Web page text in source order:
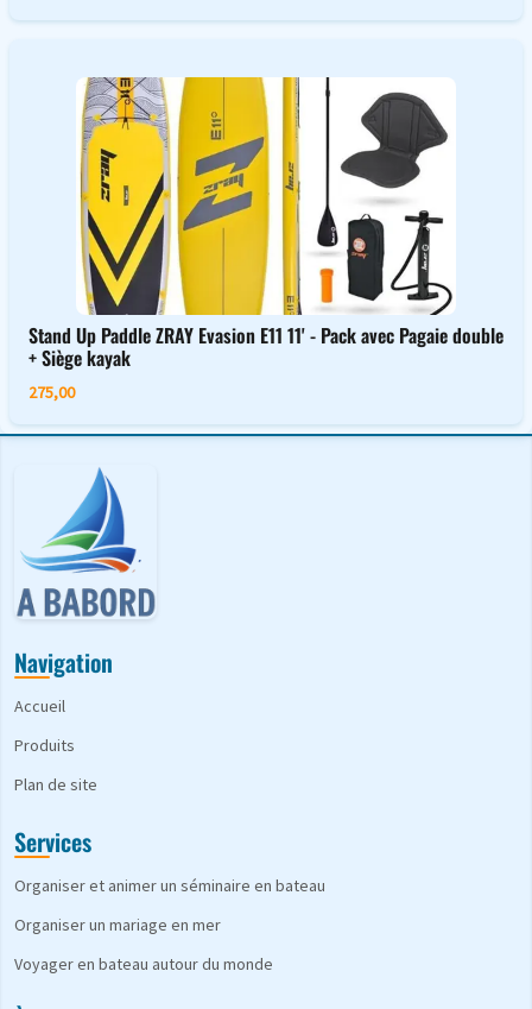
Stand Up Paddle ZRAY Evasion E11 11' - Pack avec Pagaie double
+ Siège kayak
275,00
Navigation
Accueil
Produits
Plan de site
Services
Organiser et animer un séminaire en bateau
Organiser un mariage en mer
Voyager en bateau autour du monde